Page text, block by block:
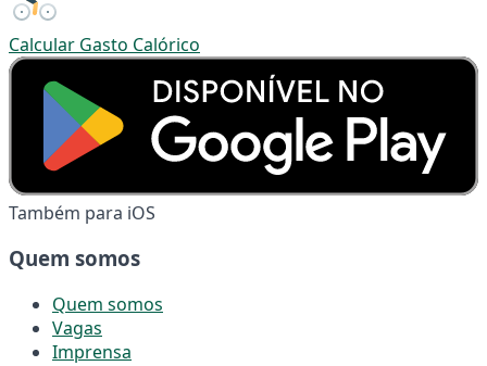
Calcular Gasto Calórico
Também para iOS
Quem somos
Quem somos
Vagas
Imprensa